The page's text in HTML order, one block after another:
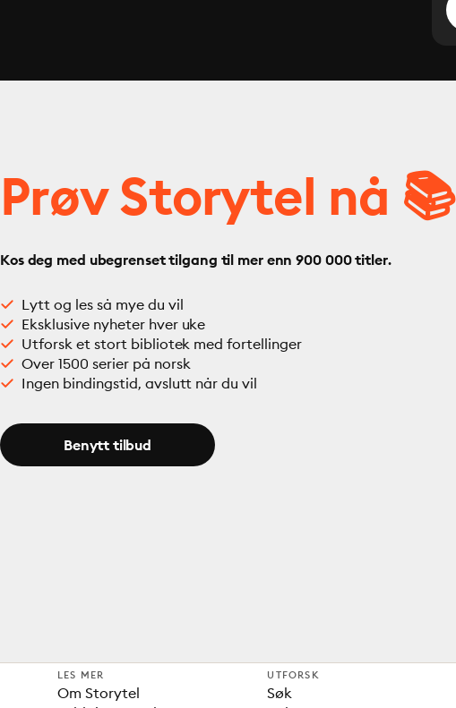
Prøv Storytel nå 📚
Kos deg med ubegrenset tilgang til mer enn 900 000 titler.
Lytt og les så mye du vil
Eksklusive nyheter hver uke
Utforsk et stort bibliotek med fortellinger
Over 1500 serier på norsk
Ingen bindingstid, avslutt når du vil
Benytt tilbud
LES MER
Om Storytel
UTFORSK
Søk